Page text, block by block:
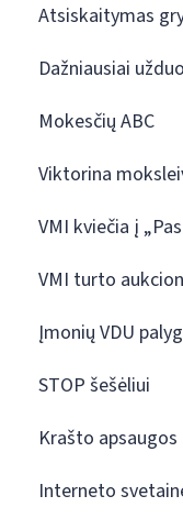
Atsiskaitymas
Dažniausiai
Mokesčių ABC
Viktorina
VMI kviečia į
VMI turto
Įmonių VDU
STOP šešėliui
Krašto
Interneto